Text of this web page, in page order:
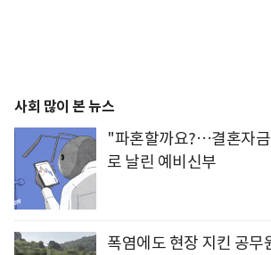
사회 많이 본 뉴스
"파혼할까요?…결혼자
로 날린 예비신부
폭염에도 현장 지킨 공